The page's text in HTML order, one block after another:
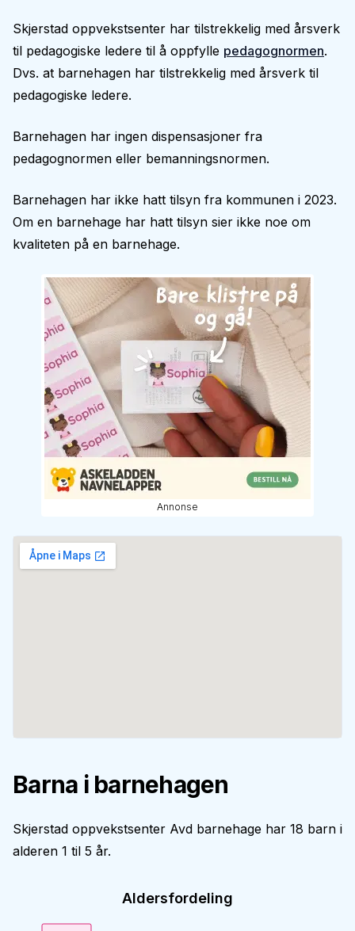
Skjerstad oppvekstsenter har tilstrekkelig med årsverk
til pedagogiske ledere til å oppfylle pedagognormen.
Dvs. at barnehagen har tilstrekkelig med årsverk til
pedagogiske ledere.
Barnehagen har ingen dispensasjoner fra
pedagognormen eller bemanningsnormen.
Barnehagen har ikke hatt tilsyn fra kommunen i 2023.
Om en barnehage har hatt tilsyn sier ikke noe om
kvaliteten på en barnehage.
Annonse
Barna i barnehagen
Skjerstad oppvekstsenter Avd barnehage har 18 barn i
alderen 1 til 5 år.
Aldersfordeling